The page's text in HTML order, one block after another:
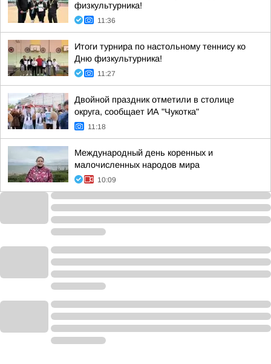
физкультурника!
11:36
Итоги турнира по настольному теннису ко
Дню физкультурника!
11:27
Двойной праздник отметили в столице
округа, сообщает ИА "Чукотка"
11:18
Международный день коренных и
малочисленных народов мира
10:09